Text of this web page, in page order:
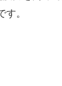
す。